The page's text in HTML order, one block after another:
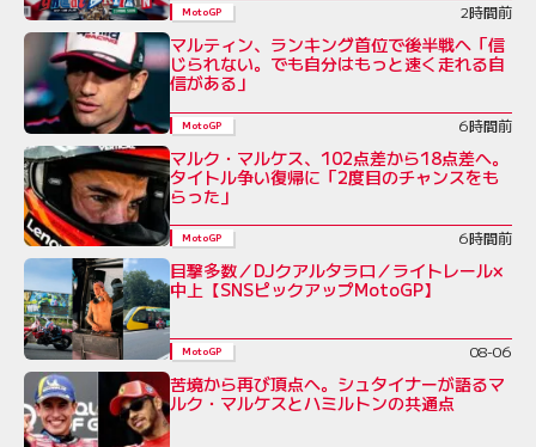
MotoGP 2時間前
マルティン、ランキング首位で後半戦へ「信
じられない。でも自分はもっと速く走れる自
信がある」
MotoGP 6時間前
マルク・マルケス、102点差から18点差へ。
タイトル争い復帰に「2度目のチャンスをも
らった」
MotoGP 6時間前
目撃多数／DJクアルタラロ／ライトレール×
中上【SNSピックアップMotoGP】
MotoGP 08-06
苦境から再び頂点へ。シュタイナーが語るマ
ルク・マルケスとハミルトンの共通点